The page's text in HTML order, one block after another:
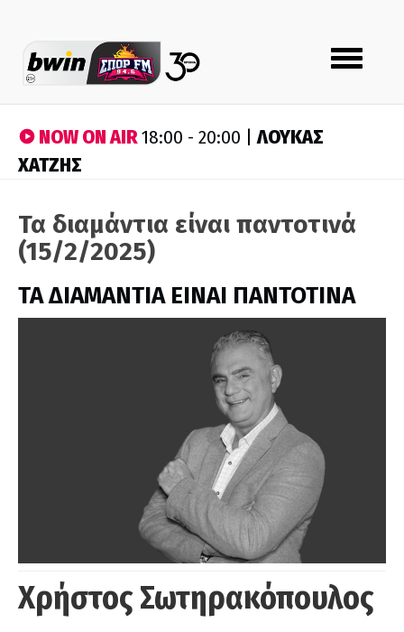
Toggle
navigation
NOW ON AIR18:00 - 20:00 |ΛΟΥΚΑΣ
ΧΑΤΖΗΣ
Τα διαμάντια είναι παντοτινά
(15/2/2025)
ΤΑ ΔΙΑΜΑΝΤΙΑ ΕΙΝΑΙ ΠΑΝΤΟΤΙΝΑ
Χρήστος Σωτηρακόπουλος